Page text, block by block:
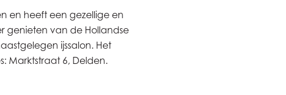
en heeft een gezellige en
genieten van de Hollandse
ijssalon. Het
Marktstraat 6, Delden.